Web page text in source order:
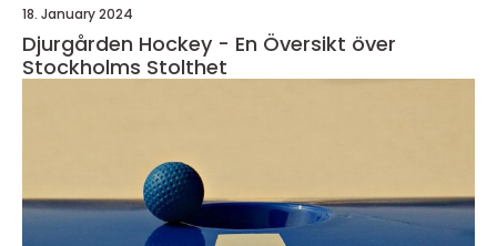
18. January 2024
Djurgården Hockey - En Översikt över
Stockholms Stolthet